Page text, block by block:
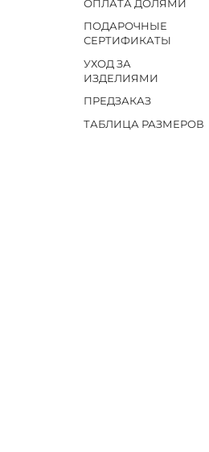
ОПЛАТА ДОЛЯМИ
ПОДАРОЧНЫЕ
СЕРТИФИКАТЫ
УХОД ЗА
ИЗДЕЛИЯМИ
ПРЕДЗАКАЗ
ТАБЛИЦА РАЗМЕРОВ